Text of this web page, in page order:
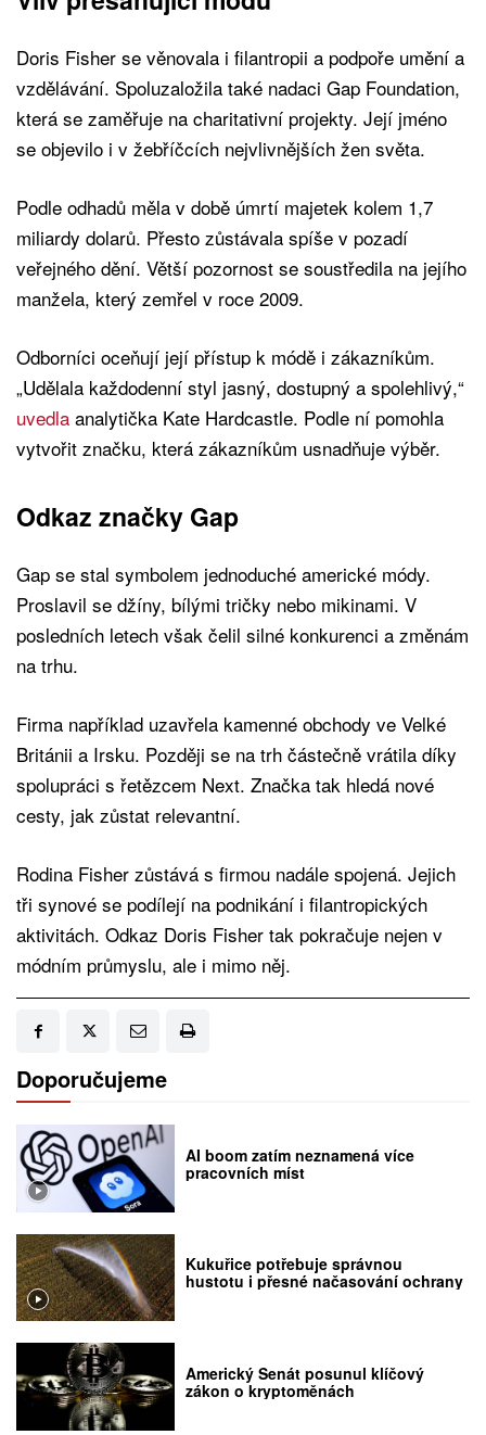
Doris Fisher se věnovala i filantropii a podpoře umění a
vzdělávání. Spoluzaložila také nadaci Gap Foundation,
která se zaměřuje na charitativní projekty. Její jméno
se objevilo i v žebříčcích nejvlivnějších žen světa.
Podle odhadů měla v době úmrtí majetek kolem 1,7
miliardy dolarů. Přesto zůstávala spíše v pozadí
veřejného dění. Větší pozornost se soustředila na jejího
manžela, který zemřel v roce 2009.
Odborníci oceňují její přístup k módě i zákazníkům.
„Udělala každodenní styl jasný, dostupný a spolehlivý,“
uvedla analytička Kate Hardcastle. Podle ní pomohla
vytvořit značku, která zákazníkům usnadňuje výběr.
Odkaz značky Gap
Gap se stal symbolem jednoduché americké módy.
Proslavil se džíny, bílými tričky nebo mikinami. V
posledních letech však čelil silné konkurenci a změnám
na trhu.
Firma například uzavřela kamenné obchody ve Velké
Británii a Irsku. Později se na trh částečně vrátila díky
spolupráci s řetězcem Next. Značka tak hledá nové
cesty, jak zůstat relevantní.
Rodina Fisher zůstává s firmou nadále spojená. Jejich
tři synové se podílejí na podnikání i filantropických
aktivitách. Odkaz Doris Fisher tak pokračuje nejen v
módním průmyslu, ale i mimo něj.
Doporučujeme
AI boom zatím neznamená více
pracovních míst
Kukuřice potřebuje správnou
hustotu i přesné načasování ochrany
Americký Senát posunul klíčový
zákon o kryptoměnách